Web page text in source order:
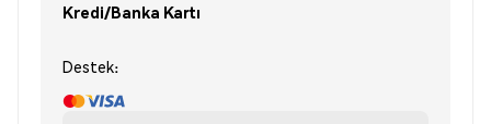
Kredi/Banka Kartı
Destek: